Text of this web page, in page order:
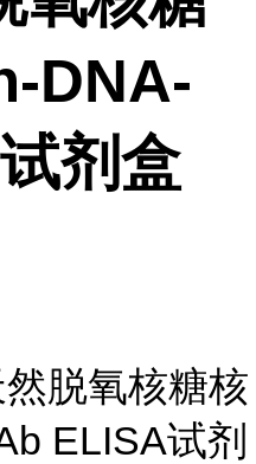
DNA-
剂盒
脱氧核糖核
ELISA试剂